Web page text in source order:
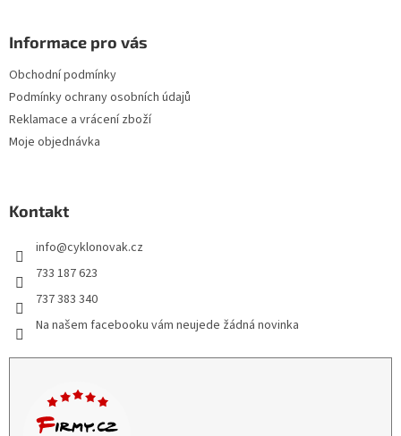
Informace pro vás
Obchodní podmínky
Podmínky ochrany osobních údajů
Reklamace a vrácení zboží
Moje objednávka
Kontakt
info@cyklonovak.cz
733 187 623
737 383 340
Na našem facebooku vám neujede žádná novinka